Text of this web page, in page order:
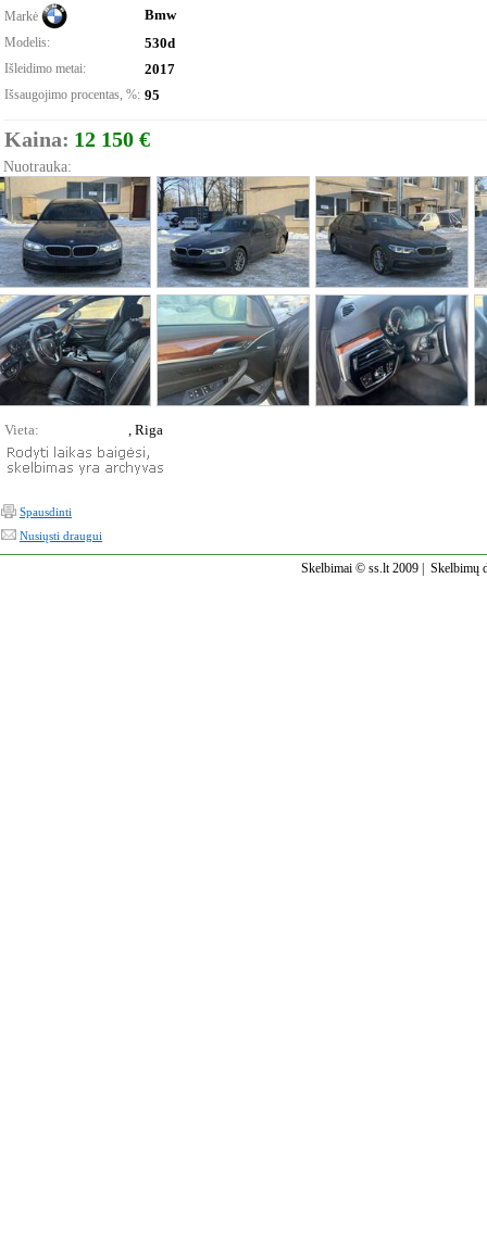
Markė Bmw
Modelis: 530d
Išleidimo metai: 2017
Išsaugojimo procentas, %: 95
Kaina: 12 150 €
Nuotrauka:
Vieta: , Riga
Spausdinti
Nusiųsti draugui
Skelbimai © ss.lt 2009 | Skelbimų